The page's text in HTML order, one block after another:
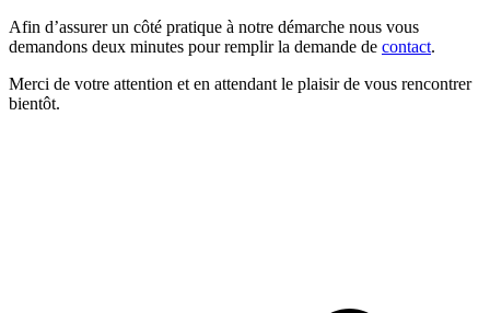
Afin d’assurer un côté pratique à notre démarche nous vous
demandons deux minutes pour remplir la demande de contact.
Merci de votre attention et en attendant le plaisir de vous rencontrer
bientôt.